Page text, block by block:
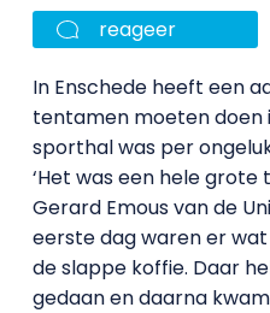
reageer
In Enschede heeft een
tentamen moeten
sporthal was per
‘Het was een hele
Gerard Emous van de
eerste dag waren er
de slappe koffie. Daar
gedaan en daarna